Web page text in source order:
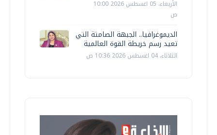
الأربعاء، 05 اغسطس 2026 10:00
ص
الديموغرافيا.. الجبهة الصامتة التي
تعيد رسم خريطة القوة العالمية
الثلاثاء، 04 اغسطس 2026 10:36 ص